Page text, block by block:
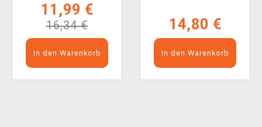
11,99 €
16,34 €
In den Warenkorb
14,80 €
In den Warenkorb